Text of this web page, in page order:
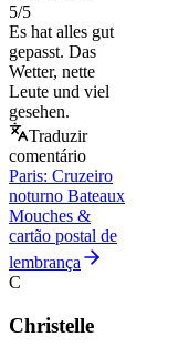
5/5
Es hat alles gut
gepasst. Das
Wetter, nette
Leute und viel
gesehen.
Traduzir
comentário
Paris: Cruzeiro
noturno Bateaux
Mouches &
cartão postal de
lembrança
C
Christelle